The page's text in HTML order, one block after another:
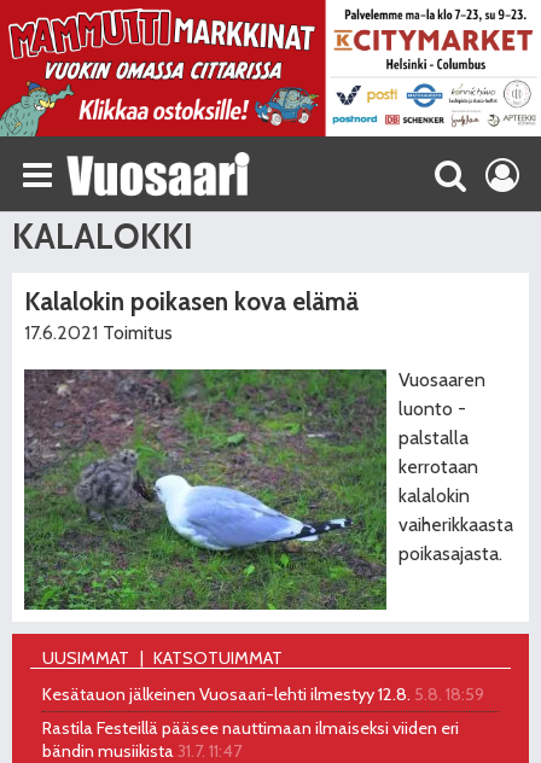
KALALOKKI
Kalalokin poikasen kova elämä
17.6.2021 Toimitus
Vuosaaren
luonto -
palstalla
kerrotaan
kalalokin
vaiherikkaasta
poikasajasta.
UUSIMMAT
KATSOTUIMMAT
Kesätauon jälkeinen Vuosaari-lehti ilmestyy 12.8. 5.8. 18:59
Rastila Festeillä pääsee nauttimaan ilmaiseksi viiden eri
bändin musiikista31.7. 11:47